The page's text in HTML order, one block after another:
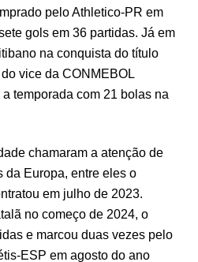
pelo Athletico-PR em
gols em 36 partidas. Já em
na conquista do título
vice da CONMEBOL
temporada com 21 bolas na
chamaram a atenção de
da Europa, entre eles o
em julho de 2023.
no começo de 2024, o
e marcou duas vezes pelo
ESP em agosto do ano